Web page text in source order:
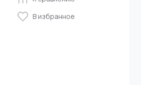
В избранное